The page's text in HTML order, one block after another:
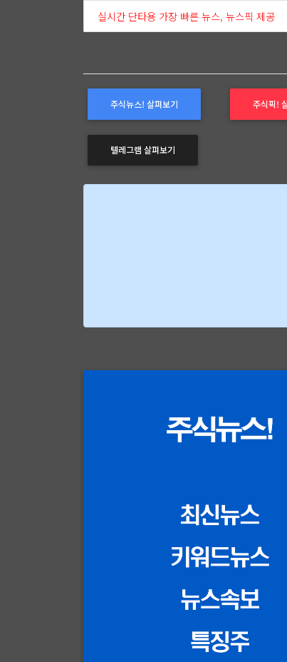
실시간 단타용 가장 빠른 뉴스, 뉴스픽 제공
주식뉴스! 살펴보기 주식픽!
텔레그램 살펴보기